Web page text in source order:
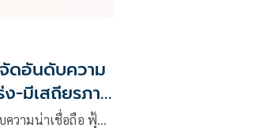
ดอันดับความ
-มีเสถียรภาพ
ความน่าเชื่อถือ ฟุ้…